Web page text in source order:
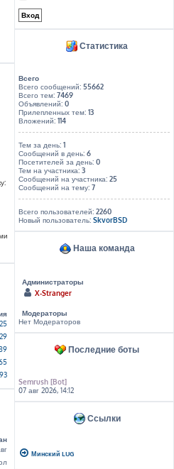
Статистика
Всего
Всего сообщений:55662
Всего тем:7469
Объявлений:0
Прилепленных тем:13
Вложений:114
Тем за день:1
Сообщений в день:6
Посетителей за день:0
Тем на участника:3
Сообщений на участника:25
Сообщений на тему:7
Всего пользователей:2260
Новый пользователь:SkvorBSD
Наша команда
Администраторы
X-Stranger
Модераторы
Нет Модераторов
Последние боты
Semrush [Bot]
07 авг 2026, 14:12
Ссылки
Минский LUG